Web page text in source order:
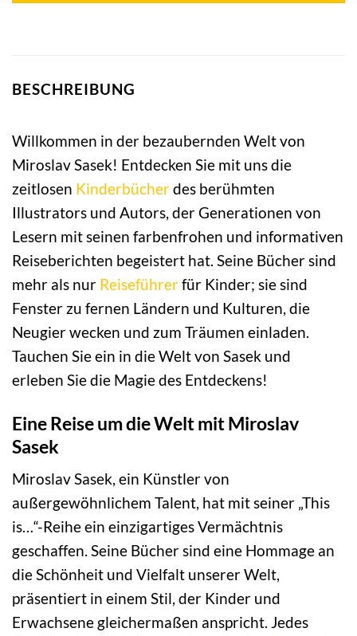
BESCHREIBUNG
Willkommen in der bezaubernden Welt von
Miroslav Sasek! Entdecken Sie mit uns die
zeitlosen Kinderbücherdes berühmten
Illustrators und Autors, der Generationen von
Lesern mit seinen farbenfrohen und informativen
Reiseberichten begeistert hat. Seine Bücher sind
mehr als nur Reiseführerfür Kinder; sie sind
Fenster zu fernen Ländern und Kulturen, die
Neugier wecken und zum Träumen einladen.
Tauchen Sie ein in die Welt von Sasek und
erleben Sie die Magie des Entdeckens!
Eine Reise um die Welt mit Miroslav
Sasek
Miroslav Sasek, ein Künstler von
außergewöhnlichem Talent, hat mit seiner „This
is…“-Reihe ein einzigartiges Vermächtnis
geschaffen. Seine Bücher sind eine Hommage an
die Schönheit und Vielfalt unserer Welt,
präsentiert in einem Stil, der Kinder und
Erwachsene gleichermaßen anspricht. Jedes